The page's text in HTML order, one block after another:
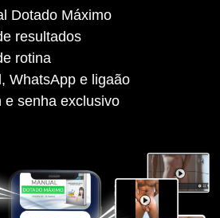
Dotado Máximo
resultados
rotina
WhatsApp e ligaão
e senha exclusivo